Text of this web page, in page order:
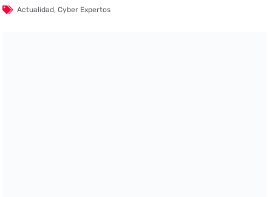
Actualidad,Cyber Expertos